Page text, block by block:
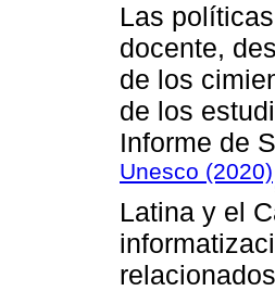
Las
docente,
de los
de los
Informe de
Unesco (2020)
Latina y el